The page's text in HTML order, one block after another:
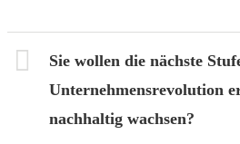
Sie wollen die nächste
Unternehmensrevolution
nachhaltig wachsen?